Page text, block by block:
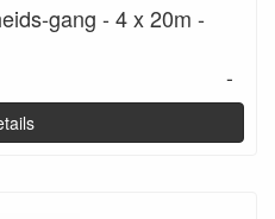
gang - 4 x 20m -
-